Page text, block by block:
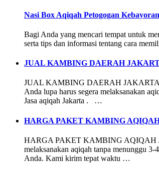
Nasi Box Aqiqah Petogogan
Bagi Anda yang mencari tempat untuk
serta tips dan informasi tentang cara
JUAL KAMBING DAERAH
JUAL KAMBING DAERAH JAKARTA
Anda lupa harus segera melaksanakan
Jasa aqiqah Jakarta . …
HARGA PAKET KAMBING
HARGA PAKET KAMBING AQIQAH
melaksanakan aqiqah tanpa menunggu
Anda. Kami kirim tepat waktu …